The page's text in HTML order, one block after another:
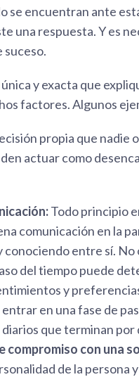
se encuentran ante
una respuesta. Y es
suceso.
y exacta que
factores. Algunos
propia que nadie
actuar como
Todo principio
comunicación en la
conociendo entre sí.
del tiempo puede
y
en una fase de
que terminan
compromiso con una
de la